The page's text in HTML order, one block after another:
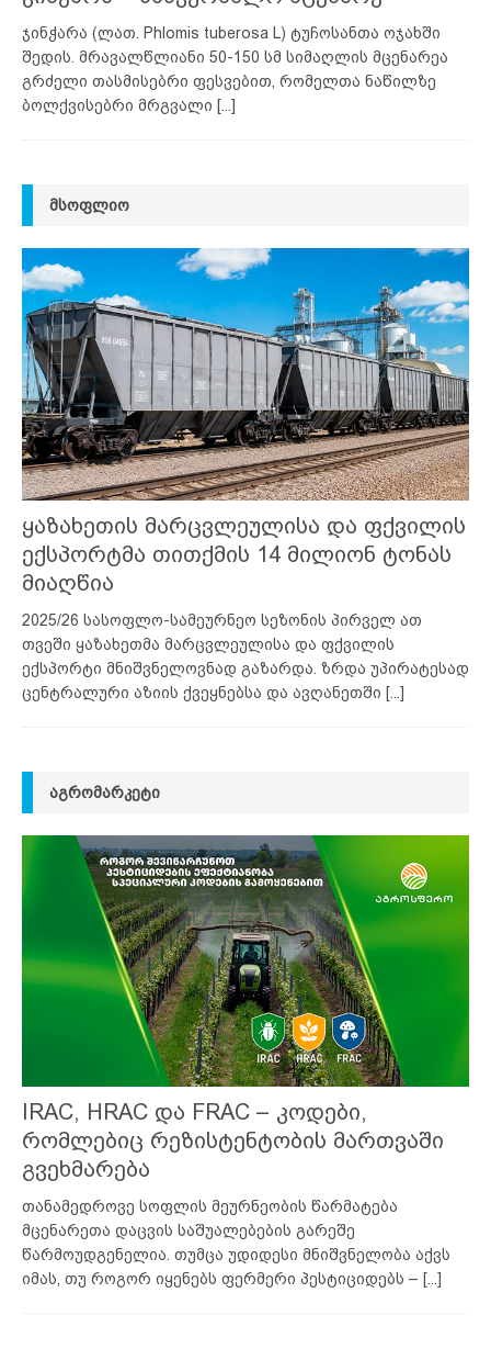
ჯინჭარა (ლათ. Phlomis tuberosa L) ტუჩოსანთა ოჯახში
შედის. მრავალწლიანი 50-150 სმ სიმაღლის მცენარეა
გრძელი თასმისებრი ფესვებით, რომელთა ნაწილზე
ბოლქვისებრი მრგვალი [...]
ᲛᲡᲝᲤᲚᲘᲝ
ყაზახეთის მარცვლეულისა და ფქვილის
ექსპორტმა თითქმის 14 მილიონ ტონას
მიაღწია
2025/26 სასოფლო-სამეურნეო სეზონის პირველ ათ
თვეში ყაზახეთმა მარცვლეულისა და ფქვილის
ექსპორტი მნიშვნელოვნად გაზარდა. ზრდა უპირატესად
ცენტრალური აზიის ქვეყნებსა და ავღანეთში [...]
ᲐᲒᲠᲝᲛᲐᲠᲙᲔᲢᲘ
IRAC, HRAC და FRAC – კოდები,
რომლებიც რეზისტენტობის მართვაში
გვეხმარება
თანამედროვე სოფლის მეურნეობის წარმატება
მცენარეთა დაცვის საშუალებების გარეშე
წარმოუდგენელია. თუმცა უდიდესი მნიშვნელობა აქვს
იმას, თუ როგორ იყენებს ფერმერი პესტიციდებს – [...]